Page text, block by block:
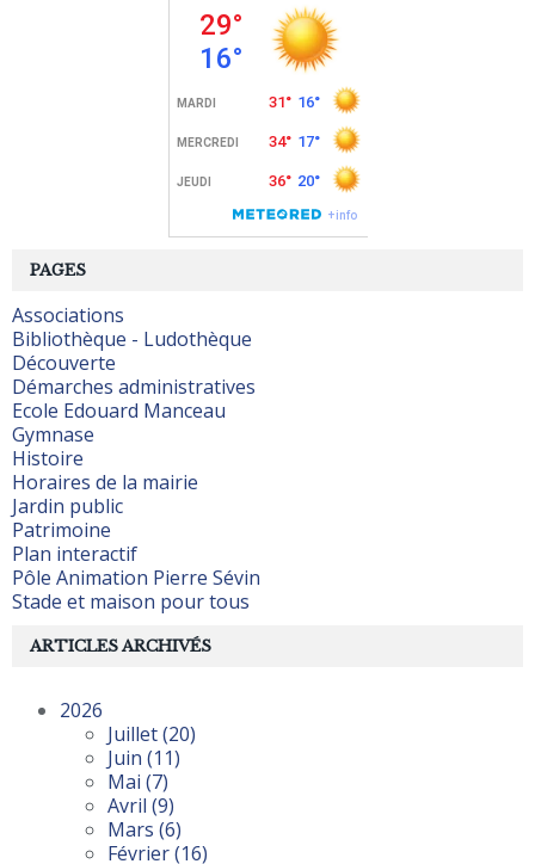
PAGES
Associations
Bibliothèque - Ludothèque
Découverte
Démarches administratives
Ecole Edouard Manceau
Gymnase
Histoire
Horaires de la mairie
Jardin public
Patrimoine
Plan interactif
Pôle Animation Pierre Sévin
Stade et maison pour tous
ARTICLES ARCHIVÉS
2026
Juillet(20)
Juin (11)
Mai (7)
Avril (9)
Mars (6)
Février(16)